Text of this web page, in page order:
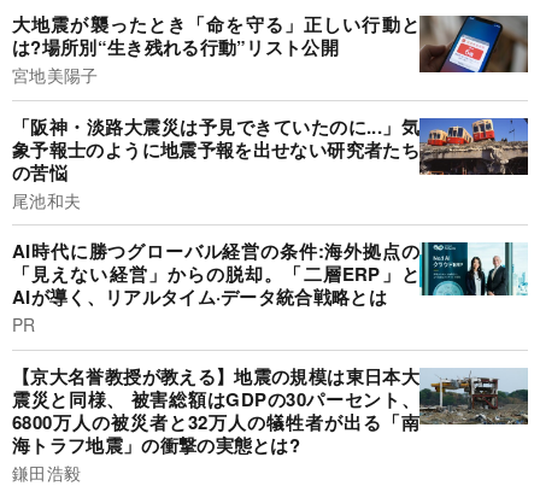
大地震が襲ったとき「命を守る」正しい行動と
は?場所別“生き残れる行動”リスト公開
宮地美陽子
「阪神・淡路大震災は予見できていたのに...」気
象予報士のように地震予報を出せない研究者たち
の苦悩
尾池和夫
AI時代に勝つグローバル経営の条件:海外拠点の
「見えない経営」からの脱却。「二層ERP」と
AIが導く、リアルタイム·データ統合戦略とは
PR
【京大名誉教授が教える】地震の規模は東日本大
震災と同様、 被害総額はGDPの30パーセント、
6800万人の被災者と32万人の犠牲者が出る「南
海トラフ地震」の衝撃の実態とは?
鎌田浩毅